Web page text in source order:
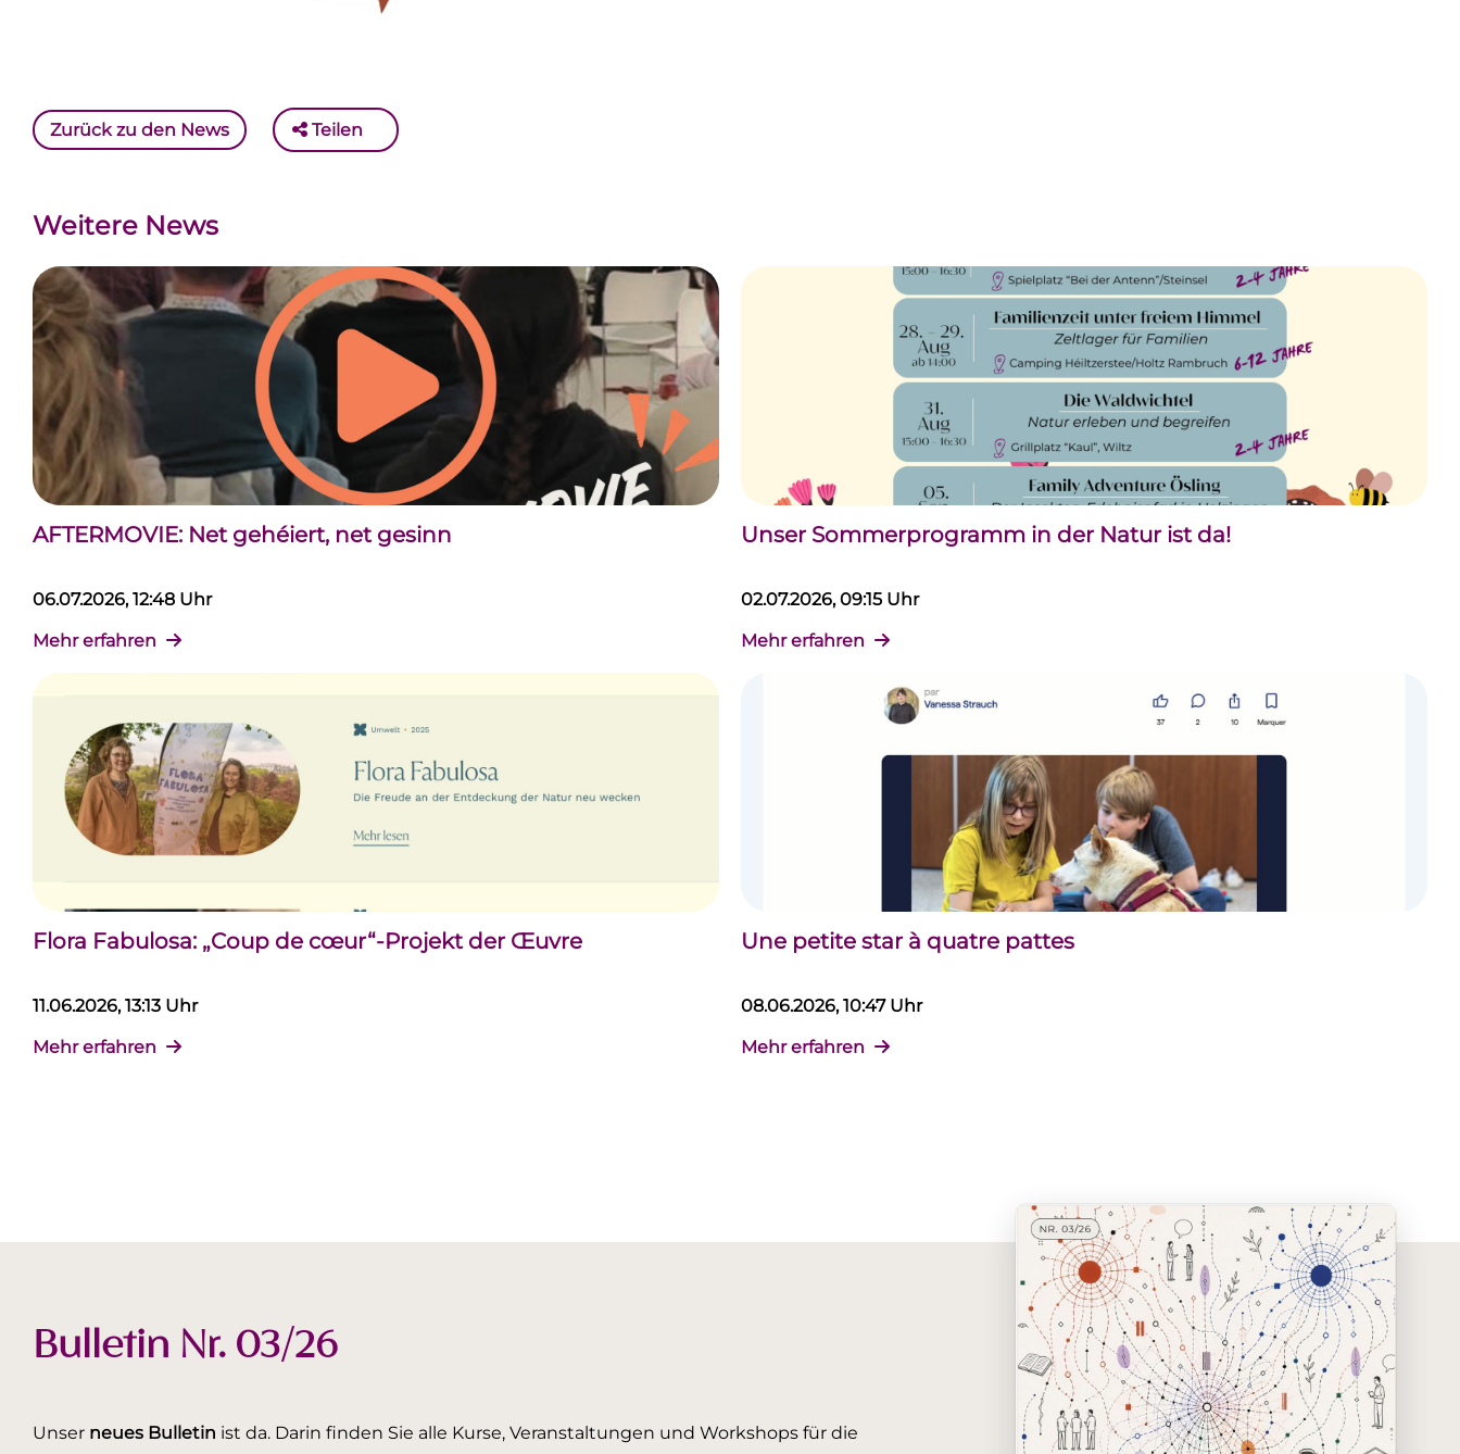
Zurück zu den News Teilen
Weitere News
AFTERMOVIE: Net gehéiert, net gesinn
06.07.2026, 12:48 Uhr
Mehr erfahren
Unser Sommerprogramm in der Natur ist da!
02.07.2026, 09:15 Uhr
Mehr erfahren
Flora Fabulosa: „Coup de cœur“-Projekt der Œuvre
11.06.2026, 13:13 Uhr
Mehr erfahren
Une petite star à quatre pattes
08.06.2026, 10:47 Uhr
Mehr erfahren
Bulletin Nr. 03/26
Unser neues Bulletin ist da. Darin finden Sie alle Kurse, Veranstaltungen und Workshops für die